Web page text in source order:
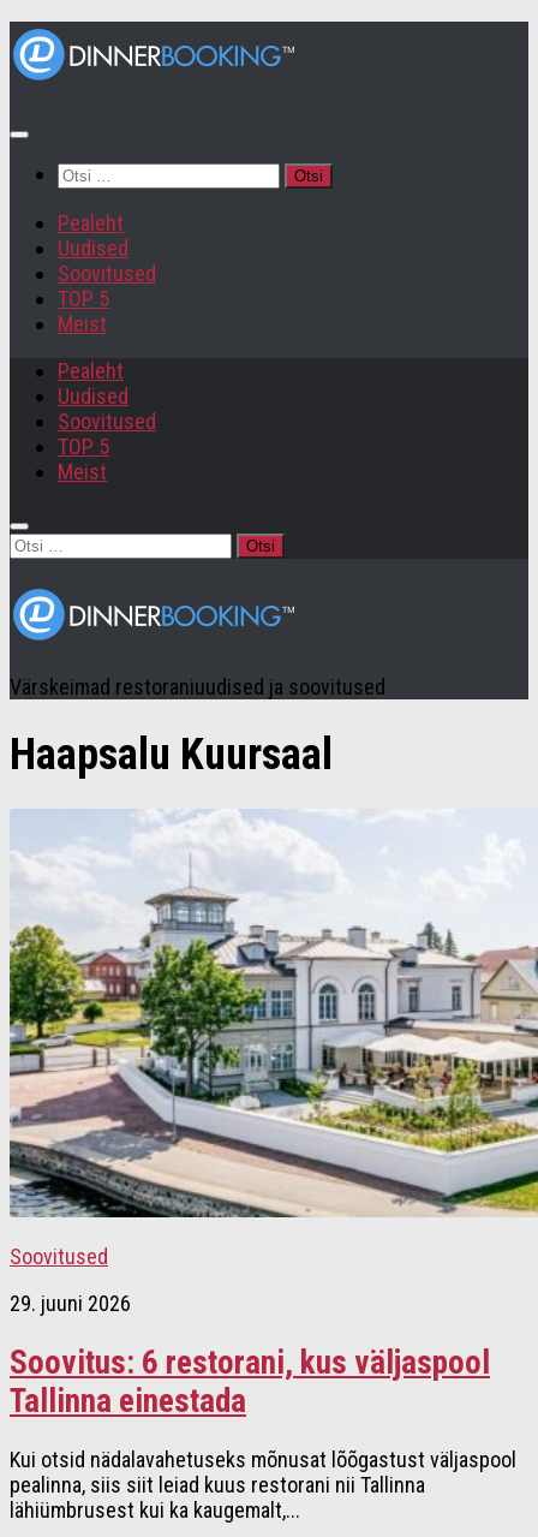
Otsi:
Pealeht
Uudised
Soovitused
TOP 5
Meist
Pealeht
Uudised
Soovitused
TOP 5
Meist
Otsi:
Värskeimad restoraniuudised ja soovitused
Haapsalu Kuursaal
Soovitused
29. juuni 2026
Soovitus: 6 restorani, kus väljaspool
Tallinna einestada
Kui otsid nädalavahetuseks mõnusat lõõgastust väljaspool
pealinna, siis siit leiad kuus restorani nii Tallinna
lähiümbrusest kui ka kaugemalt,...